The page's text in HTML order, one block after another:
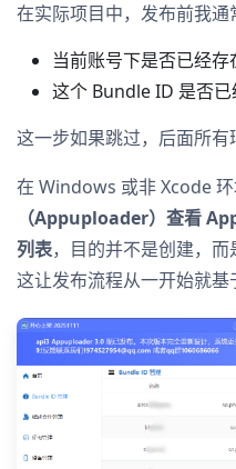
在实际项目中，发布前我通
当前账号下是否已经
这个 Bundle ID 是否
这一步如果跳过，后面所有
在 Windows 或非 Xcode
（Appuploader）查看
列表，目的并不是创建，而
这让发布流程从一开始就基